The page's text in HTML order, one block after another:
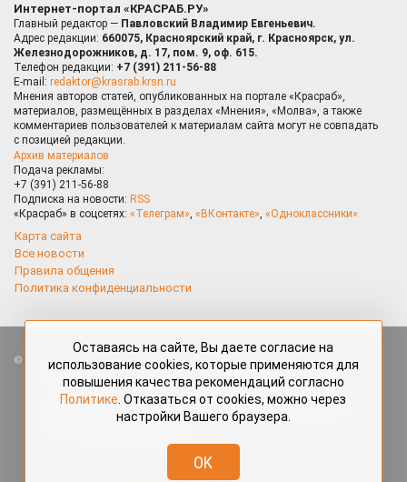
Интернет-портал «КРАСРАБ.РУ»
Главный редактор — Павловский Владимир Евгеньевич.
Адрес редакции: 660075, Красноярский край, г. Красноярск, ул.
Железнодорожников, д. 17, пом. 9, оф. 615.
Телефон редакции: +7 (391) 211-56-88
E-mail: redaktor@krasrab.krsn.ru
Мнения авторов статей, опубликованных на портале «Красраб»,
материалов, размещённых в разделах «Мнения», «Молва», а также
комментариев пользователей к материалам сайта могут не совпадать
с позицией редакции.
Архив материалов
Подача рекламы:
+7 (391) 211-56-88
Подписка на новости: RSS
«Красраб» в соцсетях: «Телеграм», «ВКонтакте», «Одноклассники»
Карта сайта
Все новости
Правила общения
Политика конфиденциальности
Все права защищены. Любые материалы, размещённые на портале
«Красраб.ру» сотрудниками редакции, нештатными авторами
и читателями, являются объектами авторского права. Полное или
частичное использование материалов, размещённых на портале
«Красраб.ру», допускается только с письменного согласия редакции
redaktor@krasrab.krsn.ru.
Оставаясь на сайте, Вы даете согласие на
использование cookies, которые применяются для
повышения качества рекомендаций согласно
Политике . Отказаться от cookies, можно через
настройки Вашего браузера.
OK